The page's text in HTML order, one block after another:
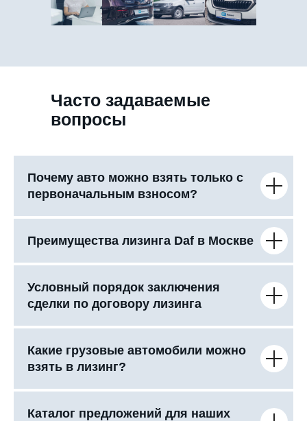
Часто задаваемые
вопросы
Почему авто можно взять только с
первоначальным взносом?
Преимущества лизинга Daf в Москве
Условный порядок заключения
сделки по договору лизинга
Какие грузовые автомобили можно
взять в лизинг?
Каталог предложений для наших